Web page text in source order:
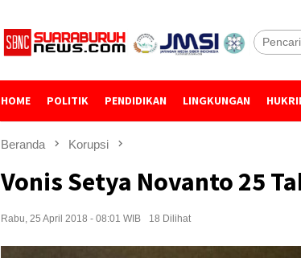
HOME POLITIK PENDIDIKAN LINGKUNGAN
Beranda Korupsi
Vonis Setya Novanto 25
Rabu, 25 April 2018 - 08:01 WIB 18 Dilihat